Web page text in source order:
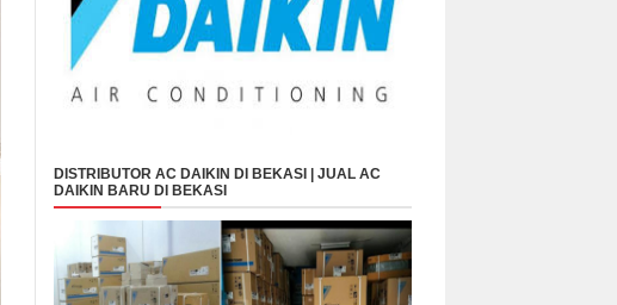
DISTRIBUTOR AC DAIKIN DI BEKASI | JUAL AC
DAIKIN BARU DI BEKASI